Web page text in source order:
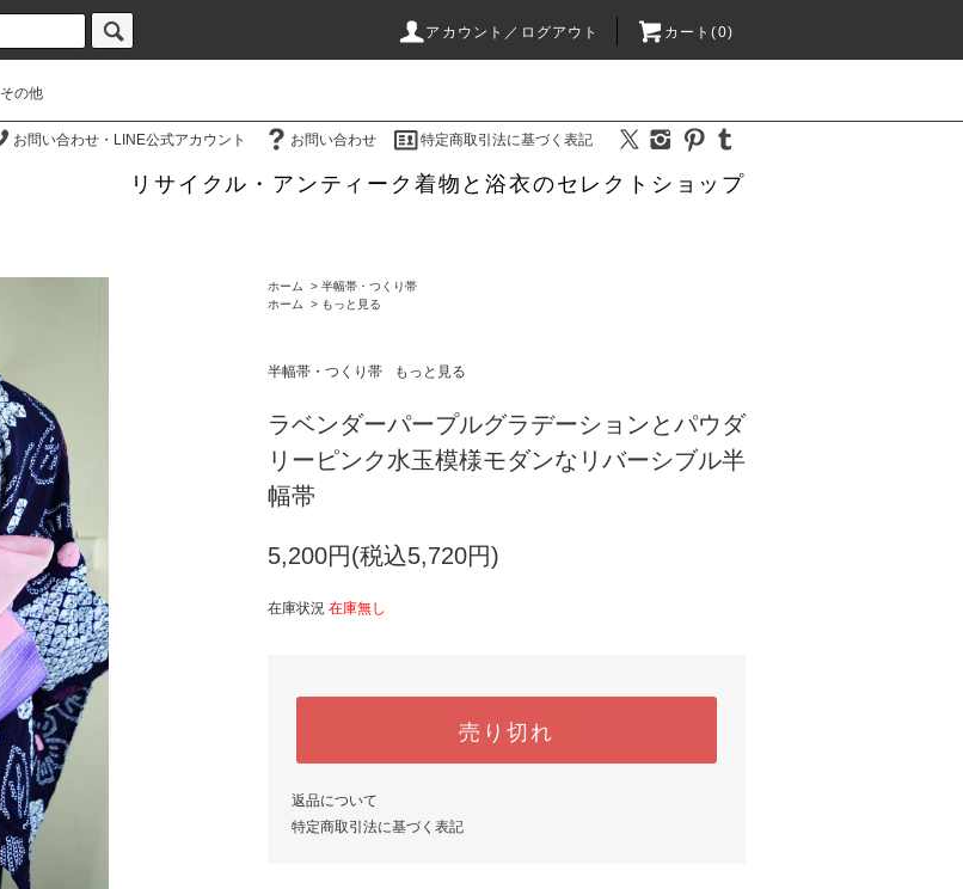
アカウント／ログアウト カート(0)
その他
お問い合わせ・LINE公式アカウント お問い合わせ 特定商取引法に基づく表記
リサイクル・アンティーク着物と浴衣のセレクトショップ
ホーム > 半幅帯・つくり帯
ホーム
> もっと見る
半幅帯・つくり帯 もっと見る
ラベンダーパープルグラデーションとパウダ
リーピンク水玉模様モダンなリバーシブル半
幅帯
5,200円(税込5,720円)
在庫状況 在庫無し
売り切れ
返品について
特定商取引法に基づく表記